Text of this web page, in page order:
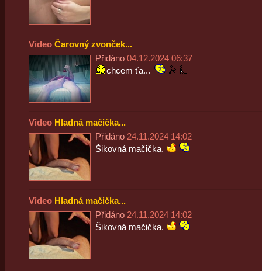
Video Čarovný zvonček...
Přidáno 04.12.2024 06:37
chcem ťa...
Video Hladná mačička...
Přidáno 24.11.2024 14:02
Šikovná mačička.
Video Hladná mačička...
Přidáno 24.11.2024 14:02
Šikovná mačička.